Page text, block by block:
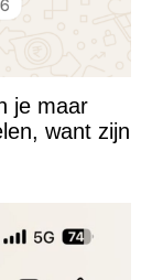
je maar
want zijn